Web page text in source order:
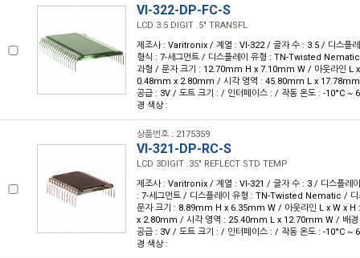
VI-322-DP-FC-S
LCD 3.5 DIGIT .5" TRANSFL
제조사 : Varitronix / 계열 : VI-322 / 글자 수 : 3.5 / 디스플
형식 : 7-세그먼트 / 디스플레이 유형 : TN-Twisted
과형 / 문자 크기 : 12.70mm H x 7.10mm W / 아웃라인 L
0.48mm x 2.80mm / 시각 영역 : 45.80mm L x 17.78mm
공급 : 3V / 도트 크기 : / 인터페이스 : / 작동 온도 : -10°C ~
경 색상 :
상품번호 : 2175359
VI-321-DP-RC-S
LCD 3DIGIT .35" REFLECT STD TEMP
제조사 : Varitronix / 계열 : VI-321 / 글자 수 : 3 / 디스플레
: 7-세그먼트 / 디스플레이 유형 : TN-Twisted Nematic / 디
문자 크기 : 8.89mm H x 6.35mm W / 아웃라인 L x W x
x 2.80mm / 시각 영역 : 25.40mm L x 12.70mm W / 배경
공급 : 3V / 도트 크기 : / 인터페이스 : / 작동 온도 : -10°C ~
경 색상 :